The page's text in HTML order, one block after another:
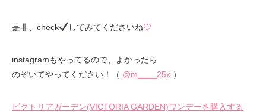
是非、check してみてくださいね♡
instagramもやってるので、よかったら
のぞいてやってください！（ @m____25x ）
ビクトリアガーデン(VICTORIA GARDEN)ワンデーを購入する